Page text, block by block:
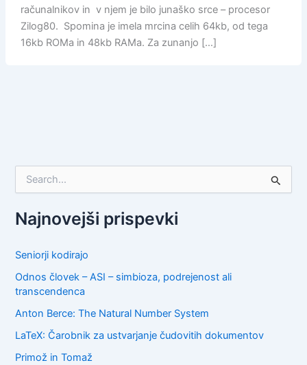
računalnikov in v njem je bilo junaško srce – procesor
Zilog80. Spomina je imela mrcina celih 64kb, od tega
16kb ROMa in 48kb RAMa. Za zunanjo […]
r
c
f
r
:
Najnovejši prispevki
Seniorji kodirajo
Odnos človek – ASI – simbioza, podrejenost ali
transcendenca
Anton Berce: The Natural Number System
LaTeX: Čarobnik za ustvarjanje čudovitih dokumentov
Primož in Tomaž